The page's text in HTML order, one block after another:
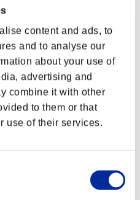
content and ads, to
and to analyse our
about your use of
advertising and
combine it with other
to them or that
use of their services.